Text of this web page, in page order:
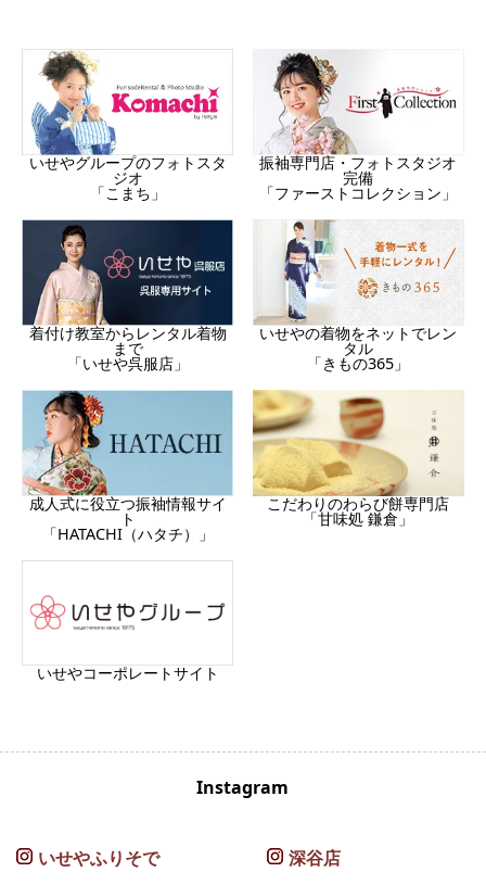
いせやグループのフォトスタ
ジオ
「こまち」
振袖専門店・フォトスタジオ
完備
「ファーストコレクション」
着付け教室からレンタル着物
まで
「いせや呉服店」
いせやの着物をネットでレン
タル
「きもの365」
成人式に役立つ振袖情報サイ
ト
「HATACHI（ハタチ）」
こだわりのわらび餅専門店
「甘味処 鎌倉」
いせやコーポレートサイト
Instagram
いせやふりそで 深谷店